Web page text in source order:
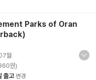
Parks of Oran
월
원)
출고 변경